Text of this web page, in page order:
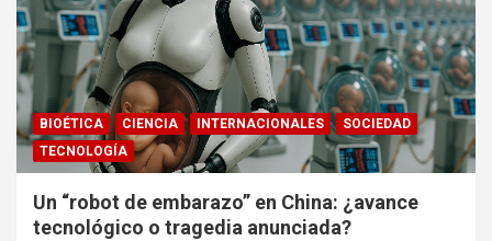
BIOÉTICA CIENCIA INTERNACIONALES
SOCIEDAD
TECNOLOGÍA
Un “robot de embarazo” en China: ¿avance
tecnológico o tragedia anunciada?